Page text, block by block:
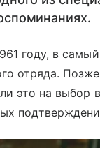
году, в самый
отряда.
это на выбор